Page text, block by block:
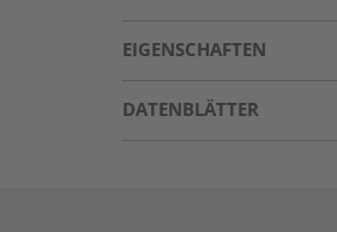
EIGENSCHAFTEN
DATENBLÄTTER